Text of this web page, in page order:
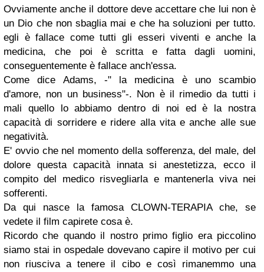
Ovviamente anche il dottore deve accettare che lui non è
un Dio che non sbaglia mai e che ha soluzioni per tutto.
egli è fallace come tutti gli esseri viventi e anche la
medicina, che poi è scritta e fatta dagli uomini,
conseguentemente è fallace anch'essa.
Come dice Adams, -" la medicina è uno scambio
d'amore, non un business"-. Non è il rimedio da tutti i
mali quello lo abbiamo dentro di noi ed è la nostra
capacità di sorridere e ridere alla vita e anche alle sue
negatività.
E' ovvio che nel momento della sofferenza, del male, del
dolore questa capacità innata si anestetizza, ecco il
compito del medico risvegliarla e mantenerla viva nei
sofferenti.
Da qui nasce la famosa CLOWN-TERAPIA che, se
vedete il film capirete cosa è.
Ricordo che quando il nostro primo figlio era piccolino
siamo stai in ospedale dovevano capire il motivo per cui
non riusciva a tenere il cibo e così rimanemmo una